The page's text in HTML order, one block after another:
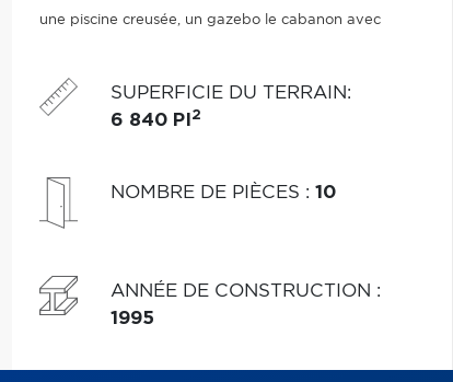
une piscine creusée, un gazebo le cabanon avec
confort & plaisir pour toute la famille!
SUPERFICIE DU TERRAIN:
6 840 PI 2
NOMBRE DE PIÈCES : 10
ANNÉE DE CONSTRUCTION :
1995